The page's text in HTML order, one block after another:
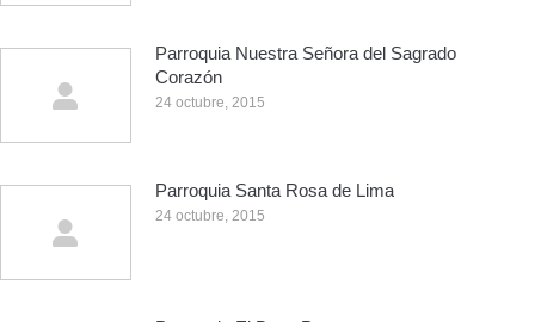
Parroquia Nuestra Señora del Sagrado
Corazón
24 octubre, 2015
Parroquia Santa Rosa de Lima
24 octubre, 2015